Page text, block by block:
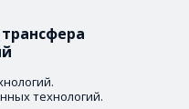
технологий.